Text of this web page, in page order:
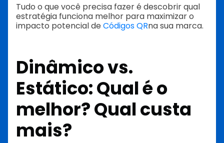
Tudo o que você precisa fazer é descobrir qual
estratégia funciona melhor para maximizar o
impacto potencial de Códigos QRna sua marca.
Dinâmico vs.
Estático: Qual é o
melhor? Qual custa
mais?